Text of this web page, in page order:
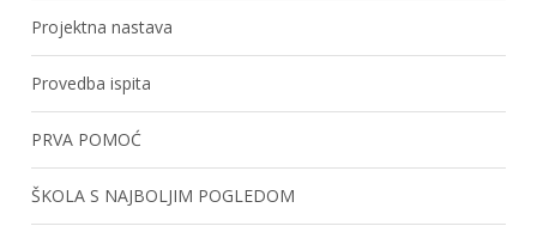
Projektna nastava
Provedba ispita
PRVA POMOĆ
ŠKOLA S NAJBOLJIM POGLEDOM